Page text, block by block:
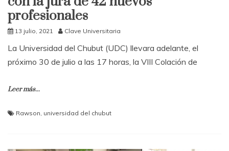
profesionales
13 julio, 2021 Clave Universitaria
La Universidad del Chubut (UDC) llevara adelante, el
próximo 30 de julio a las 17 horas, la VIII Colación de
Leer más...
Rawson universidad del chubut